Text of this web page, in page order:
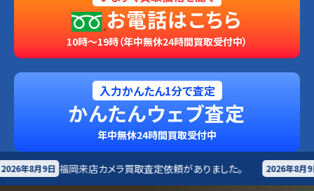
お電話はこちら
10時～19時（年中無休24時間買取受付中）
入力かんたん1分で査定
かんたんウェブ査定
年中無休24時間買取受付中
カメラ買取査定依頼がありました。 2026年8月9日 小樽市 楽器買取査